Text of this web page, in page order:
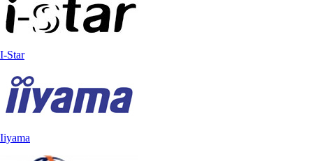
I-Star
Iiyama